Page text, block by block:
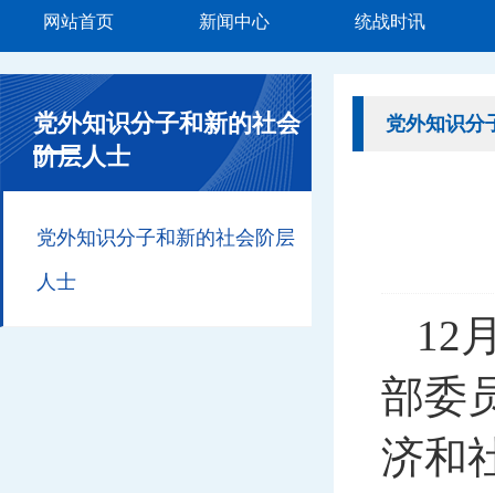
网站首页 新闻中心 统战时讯
党外知识分
12
部委
济和
党外知识分子和新的社会
阶层人士
党外知识分子和新的社会阶层
人士